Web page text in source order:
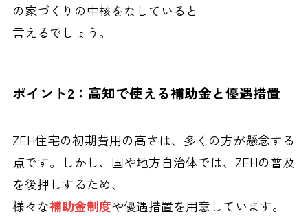
の家づくりの中核をなしていると
言えるでしょう。
ポイント2：高知で使える補助金と優遇措置
ZEH住宅の初期費用の高さは、多くの方が懸念する
点です。しかし、国や地方自治体では、ZEHの普及
を後押しするため、
様々な補助金制度や優遇措置を用意しています。